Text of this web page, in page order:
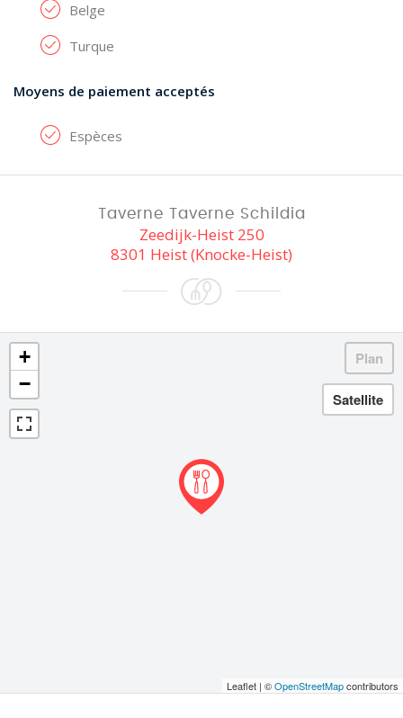
Belge
Turque
Moyens de paiement acceptés
Espèces
Taverne Taverne Schildia
Zeedijk-Heist 250
8301 Heist (Knocke-Heist)
+
−
Leaflet | ©OpenStreetMapcontributors